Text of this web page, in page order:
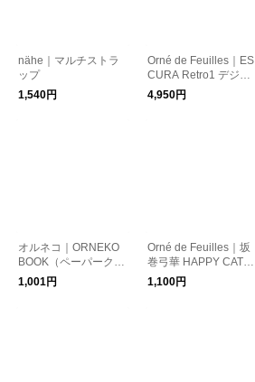
nähe｜マルチストラ
ップ
1,540円
Orné de Feuilles｜ES
CURA Retro1 デジタ
ルミニカメラ
4,950円
オルネコ｜ORNEKO
BOOK（ペーパークリ
ップ付き）
1,001円
Orné de Feuilles｜坂
巻弓華 HAPPY CAT
（ミニブック）
1,100円